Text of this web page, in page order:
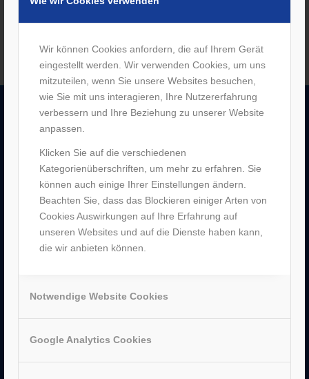
Wir können Cookies anfordern, die auf Ihrem Gerät
eingestellt werden. Wir verwenden Cookies, um uns
mitzuteilen, wenn Sie unsere Websites besuchen,
wie Sie mit uns interagieren, Ihre Nutzererfahrung
verbessern und Ihre Beziehung zu unserer Website
anpassen.
Klicken Sie auf die verschiedenen
Kategorienüberschriften, um mehr zu erfahren. Sie
können auch einige Ihrer Einstellungen ändern.
Beachten Sie, dass das Blockieren einiger Arten von
Cookies Auswirkungen auf Ihre Erfahrung auf
unseren Websites und auf die Dienste haben kann,
die wir anbieten können.
Notwendige Website Cookies
Google Analytics Cookies
UNTERNEHMEN
Jobs
Historie
Partner
Bergen Enkheim
Neu-Isenburg
Sachsenhausen
Hanau
AUSZEICHNUNGEN